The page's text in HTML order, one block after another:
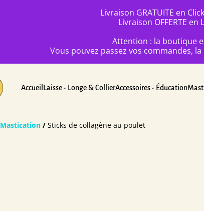
Livraison GRATUITE en
Livraison OFFERTE
Attention : la boutique
Vous pouvez passez vos commandes,
AccueilLaisse - Longe & CollierAccessoires - Éducation
Mastication / Sticks de collagène au poulet